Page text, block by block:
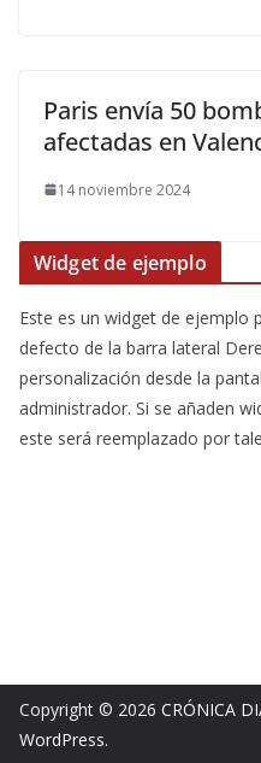
Paris envía 50
afectadas en
14 noviembre 2024
Widget de ejemplo
Este es un widget de ejemplo
defecto de la barra lateral
personalización desde la
administrador. Si se añaden
este será reemplazado por
Copyright © 2026 CRÓNICA
WordPress.